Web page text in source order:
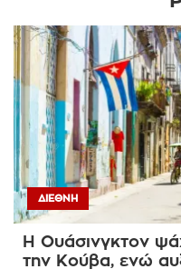
ΔΙΕΘΝΉ
Η Ουάσινγκτον
την Κούβα, ενώ